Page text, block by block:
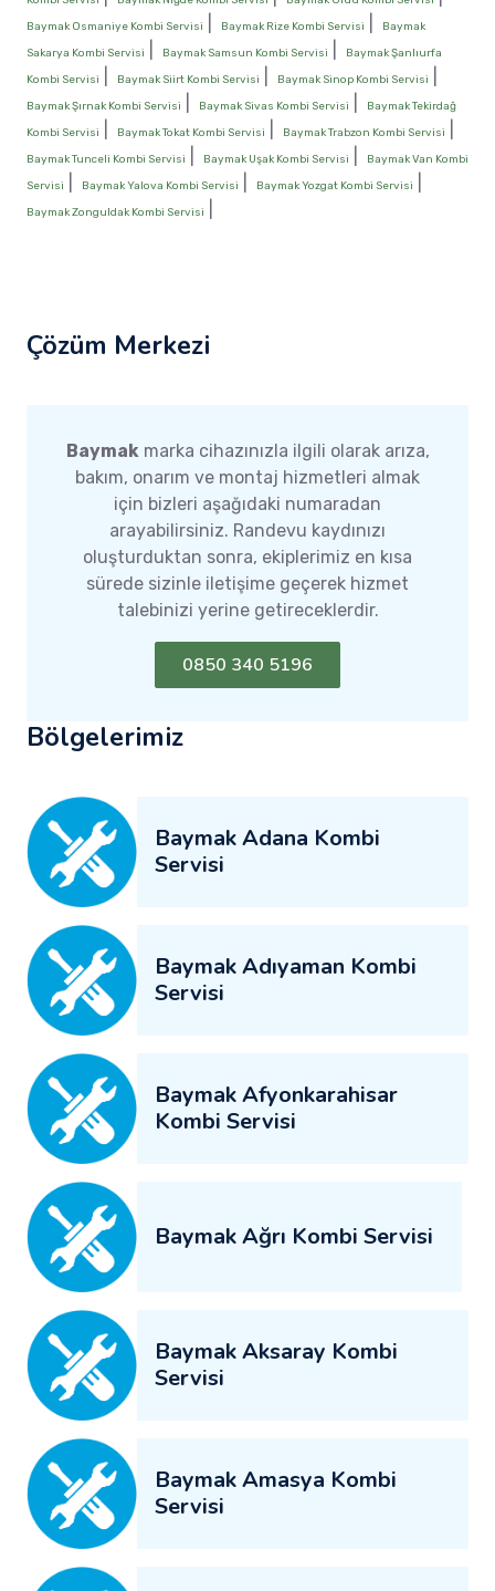
Baymak Osmaniye Kombi Servisi Baymak Rize Kombi Servisi
Baymak
Sakarya Kombi Servisi
Baymak Samsun Kombi Servisi
Baymak Şanlıurfa
Kombi Servisi
Baymak Siirt Kombi Servisi Baymak Sinop Kombi Servisi
Baymak Şırnak Kombi Servisi Baymak Sivas Kombi Servisi
Baymak Tekirdağ
Kombi Servisi
Baymak Tokat Kombi Servisi Baymak Trabzon Kombi Servisi
Baymak Tunceli Kombi Servisi Baymak Uşak Kombi Servisi
Baymak Van Kombi
Servisi
Baymak Yalova Kombi Servisi Baymak Yozgat Kombi Servisi
Baymak Zonguldak Kombi Servisi
Çözüm Merkezi
Baymakmarka cihazınızla ilgili olarak arıza,
bakım, onarım ve montaj hizmetleri almak
için bizleri aşağıdaki numaradan
arayabilirsiniz. Randevu kaydınızı
oluşturduktan sonra, ekiplerimiz en kısa
sürede sizinle iletişime geçerek hizmet
talebinizi yerine getireceklerdir.
0850 340 5196
Bölgelerimiz
Baymak Adana Kombi
Servisi
Baymak Adıyaman Kombi
Servisi
Baymak Afyonkarahisar
Kombi Servisi
Baymak Ağrı Kombi Servisi
Baymak Aksaray Kombi
Servisi
Baymak Amasya Kombi
Servisi